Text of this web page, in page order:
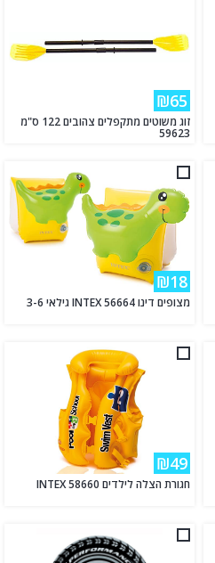
₪65
זוג משוטים מתקפלים צהובים 122 ס"מ
59623
₪18
מצופים דינו INTEX 56664 גילאי 3-6
₪49
חגורת הצלה לילדים 58660 INTEX